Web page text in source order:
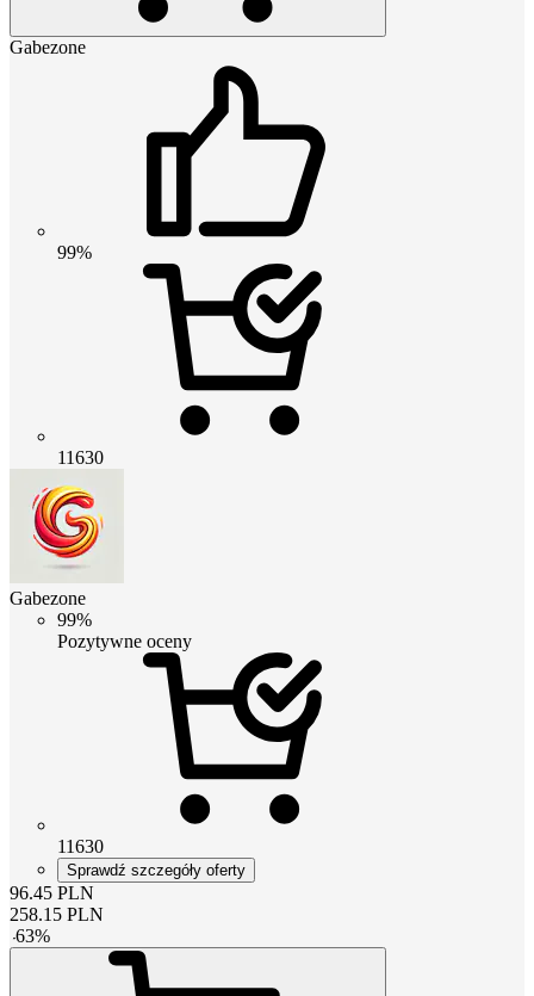
Gabezone
99%
11630
Gabezone
99%
Pozytywne oceny
11630
Sprawdź szczegóły oferty
96.45 PLN
258.15 PLN
-63%